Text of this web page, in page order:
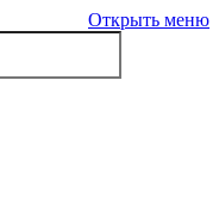
Открыть меню